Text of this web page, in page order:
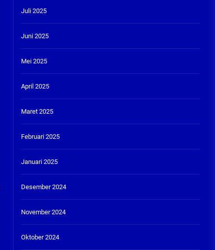
Juli 2025
Juni 2025
Mei 2025
April 2025
Maret 2025
Februari 2025
Januari 2025
Desember 2024
November 2024
Oktober 2024